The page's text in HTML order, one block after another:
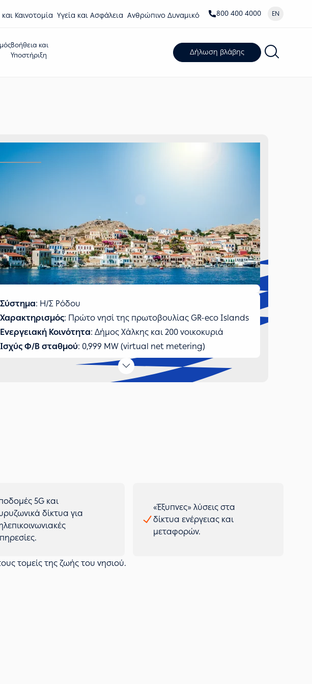
Καινοτομία Υγεία και Ασφάλεια Ανθρώπινο Δυναμικό 800 400 4000 EN
Βοήθεια και
Υποστήριξη
Δήλωση βλάβης
Σύστημα: Η/Σ Ρόδου
Χαρακτηρισμός: Πρώτο νησί της πρωτοβουλίας GR-eco Islands
Ενεργειακή Κοινότητα: Δήμος Χάλκης και 200 νοικοκυριά
Ισχύς Φ/Β σταθμού: 0,999 MW (virtual net metering)
5G και
δίκτυα για
«Έξυπνες» λύσεις στα
δίκτυα ενέργειας και
μεταφορών.
τομείς της ζωής του νησιού.